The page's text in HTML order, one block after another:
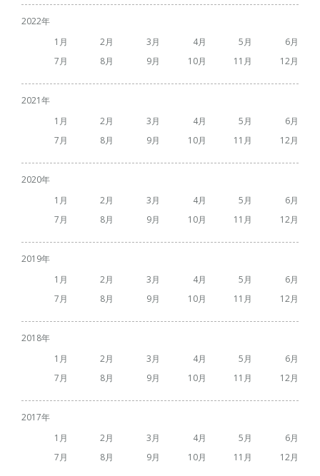
2022
1
2 3 4 5
6
7
8 9 10 11 12
2021
1
2 3 4 5
6
7
8 9 10 11 12
2020
1
2 3 4 5
6
7
8 9 10 11 12
2019
1
2 3 4 5
6
7
8 9 10 11 12
2018
1
2 3 4 5
6
7
8 9 10 11 12
2017
1
2 3 4 5
6
7
8 9 10 11 12